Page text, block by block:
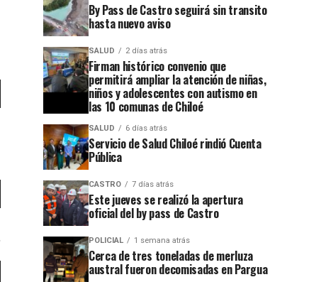
By Pass de Castro seguirá sin transito
hasta nuevo aviso
SALUD 2 días atrás
Firman histórico convenio que
permitirá ampliar la atención de niñas,
niños y adolescentes con autismo en
las 10 comunas de Chiloé
SALUD 6 días atrás
Servicio de Salud Chiloé rindió Cuenta
Pública
CASTRO 7 días atrás
Este jueves se realizó la apertura
oficial del by pass de Castro
POLICIAL 1 semana atrás
Cerca de tres toneladas de merluza
austral fueron decomisadas en Pargua